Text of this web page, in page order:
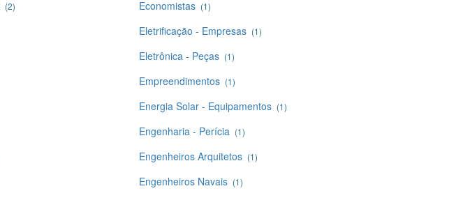
(2) Economistas (1)
Eletrificação - Empresas (1)
Eletrônica - Peças (1)
Empreendimentos (1)
Energia Solar - Equipamentos (1)
Engenharia - Perícia (1)
Engenheiros Arquitetos (1)
Engenheiros Navais (1)